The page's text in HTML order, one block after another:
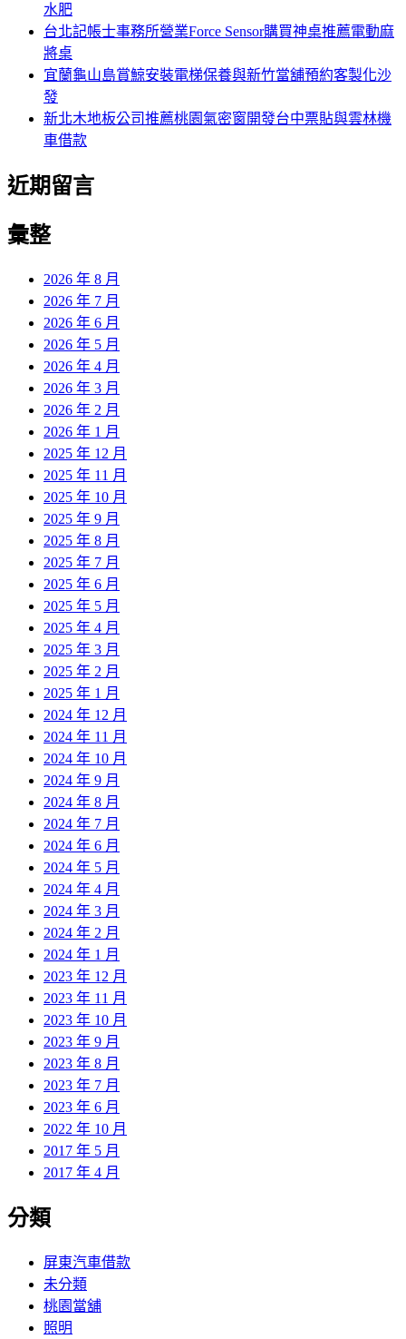
水肥
台北記帳士事務所營業Force Sensor購買神桌推薦電動麻
將桌
宜蘭龜山島賞鯨安裝電梯保養與新竹當舖預約客製化沙
發
新北木地板公司推薦桃園氣密窗開發台中票貼與雲林機
車借款
近期留言
彙整
2026 年 8 月
2026 年 7 月
2026 年 6 月
2026 年 5 月
2026 年 4 月
2026 年 3 月
2026 年 2 月
2026 年 1 月
2025 年 12 月
2025 年 11 月
2025 年 10 月
2025 年 9 月
2025 年 8 月
2025 年 7 月
2025 年 6 月
2025 年 5 月
2025 年 4 月
2025 年 3 月
2025 年 2 月
2025 年 1 月
2024 年 12 月
2024 年 11 月
2024 年 10 月
2024 年 9 月
2024 年 8 月
2024 年 7 月
2024 年 6 月
2024 年 5 月
2024 年 4 月
2024 年 3 月
2024 年 2 月
2024 年 1 月
2023 年 12 月
2023 年 11 月
2023 年 10 月
2023 年 9 月
2023 年 8 月
2023 年 7 月
2023 年 6 月
2022 年 10 月
2017 年 5 月
2017 年 4 月
分類
屏東汽車借款
未分類
桃園當舖
照明